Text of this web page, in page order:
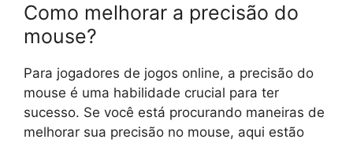
Como melhorar a precisão do
mouse?
Para jogadores de jogos online, a precisão do
mouse é uma habilidade crucial para ter
sucesso. Se você está procurando maneiras de
melhorar sua precisão no mouse, aqui estão